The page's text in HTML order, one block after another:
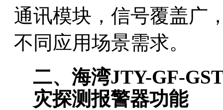
通讯模块，信号覆盖广
不同应用场景需求。
二、海湾JTY-GF-
灾探测报警器功能